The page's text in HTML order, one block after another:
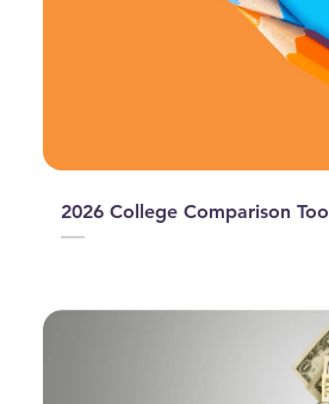
2026 College Comparison Tool